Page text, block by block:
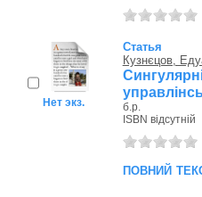
Нет экз.
Статья
Кузнєцов,
б.р.
ISBN відсутній
повний